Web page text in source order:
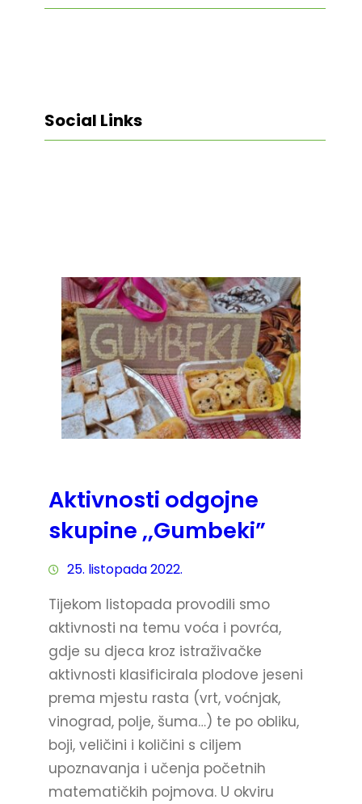
Social Links
Aktivnosti odgojne
skupine ,,Gumbeki”
25. listopada 2022.
Tijekom listopada provodili smo
aktivnosti na temu voća i povrća,
gdje su djeca kroz istraživačke
aktivnosti klasificirala plodove jeseni
prema mjestu rasta (vrt, voćnjak,
vinograd, polje, šuma…) te po obliku,
boji, veličini i količini s ciljem
upoznavanja i učenja početnih
matematičkih pojmova. U okviru